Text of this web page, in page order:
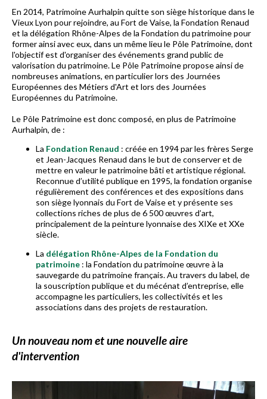
En 2014, Patrimoine Aurhalpin quitte son siège historique dans le
Vieux Lyon pour rejoindre, au Fort de Vaise, la Fondation Renaud
et la délégation Rhône-Alpes de la Fondation du patrimoine pour
former ainsi avec eux, dans un même lieu le Pôle Patrimoine, dont
l'objectif est d'organiser des événements grand public de
valorisation du patrimoine. Le Pôle Patrimoine propose ainsi de
nombreuses animations, en particulier lors des Journées
Européennes des Métiers d'Art et lors des Journées
Européennes du Patrimoine.
Le Pôle Patrimoine est donc composé, en plus de Patrimoine
Aurhalpin, de :
La Fondation Renaud : créée en 1994 par les frères Serge
et Jean-Jacques Renaud dans le but de conserver et de
mettre en valeur le patrimoine bâti et artistique régional.
Reconnue d’utilité publique en 1995, la fondation organise
régulièrement des conférences et des expositions dans
son siège lyonnais du Fort de Vaise et y présente ses
collections riches de plus de 6 500 œuvres d’art,
principalement de la peinture lyonnaise des XIXe et XXe
siècle.
La délégation Rhône-Alpes de la Fondation du
patrimoine : la Fondation du patrimoine œuvre à la
sauvegarde du patrimoine français. Au travers du label, de
la souscription publique et du mécénat d’entreprise, elle
accompagne les particuliers, les collectivités et les
associations dans des projets de restauration.
Un nouveau nom et une nouvelle aire
d'intervention